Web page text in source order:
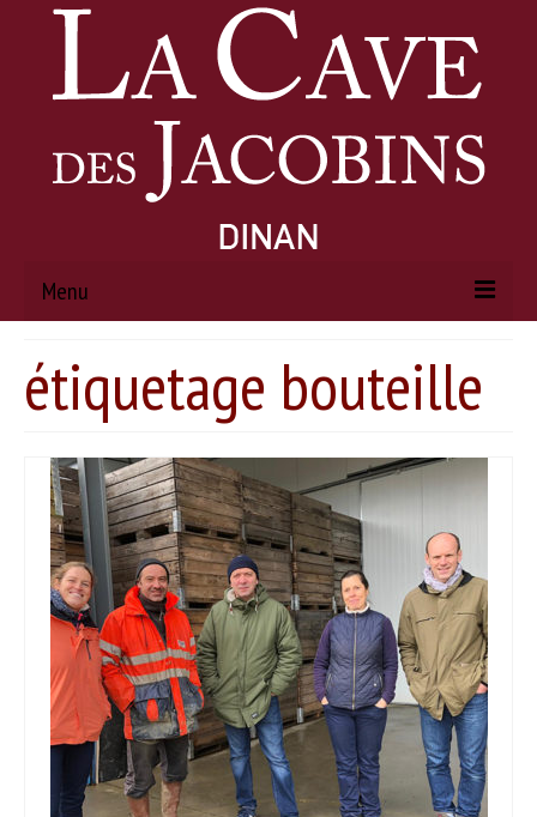
Menu
À PROPOS
Histoire
Actualités
PRODUITS
Nos vins
Nos bières & cidres
Nos spiritueux
Autres produits
SERVICES
étiquetage bouteille